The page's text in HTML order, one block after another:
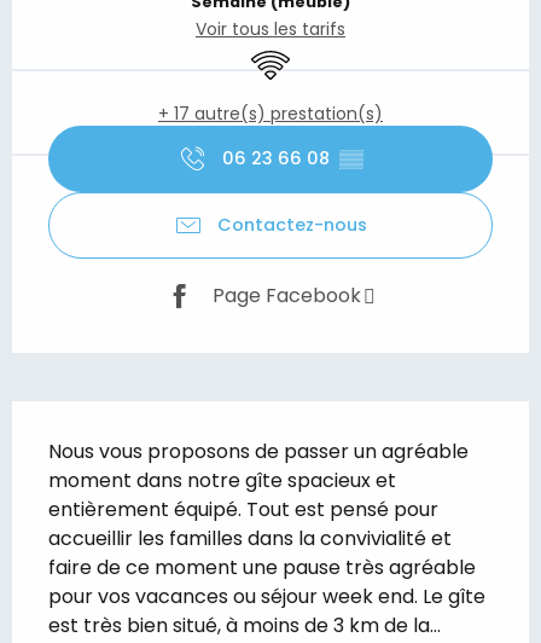
Voir tous les tarifs
WiFi
+ 17 autre(s) prestation(s)
06 23 66 08 ▒▒
Contactez-nous
Page Facebook
Nous vous proposons de passer un agréable
moment dans notre gîte spacieux et
entièrement équipé. Tout est pensé pour
accueillir les familles dans la convivialité et
faire de ce moment une pause très agréable
pour vos vacances ou séjour week end. Le gîte
est très bien situé, à moins de 3 km de la...